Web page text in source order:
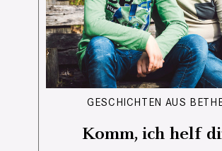
GESCHICHTEN AUS
Komm, ich helf